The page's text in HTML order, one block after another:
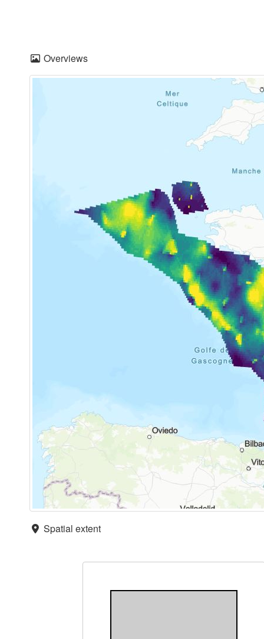
Overviews
Spatial extent